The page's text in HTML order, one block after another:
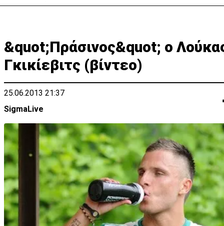
&quot;Πράσινος&quot; ο
Γκικίεβιτς (βίντεο)
25.06.2013 21:37
SigmaLive